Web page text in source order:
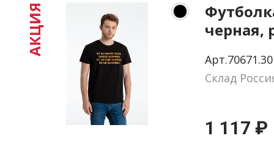
черная,
Склад
1 117 ₽
АКЦИЯ